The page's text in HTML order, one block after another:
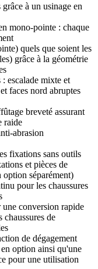
à un usinage en
mono-pointe : chaque
quels que soient les
grâce à la géométrie
escalade mixte et
faces nord abruptes
breveté assurant
raide
abrasion
fixations sans outils
et pièces de
séparément)
pour les chaussures
conversion rapide
de
de dégagement
option ainsi qu'une
pour une utilisation